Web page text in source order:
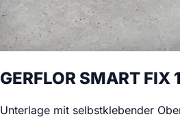
GERFLOR SMART FIX
Unterlage mit selbstklebender